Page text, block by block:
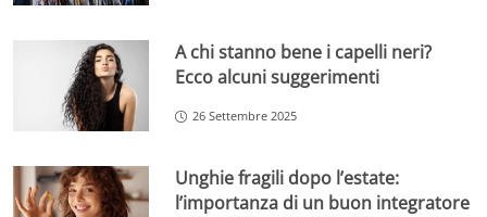
A chi stanno bene i capelli neri?
Ecco alcuni suggerimenti
26 Settembre 2025
Unghie fragili dopo l’estate:
l’importanza di un buon integratore